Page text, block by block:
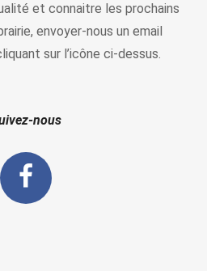
et connaitre les prochains
envoyer-nous un email
sur l’icône ci-dessus.
nous